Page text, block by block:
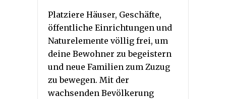
Platziere Häuser, Geschäfte,
öffentliche Einrichtungen und
Naturelemente völlig frei, um
deine Bewohner zu begeistern
und neue Familien zum Zuzug
zu bewegen. Mit der
wachsenden Bevölkerung